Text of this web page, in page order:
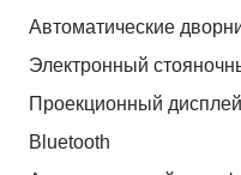
Автоматические
Электронный
Проекционный
Bluetooth